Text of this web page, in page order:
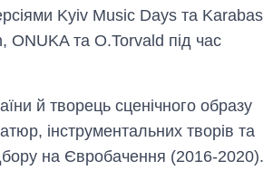
Kyiv Music Days та Karabas
та O.Torvald під час
й творець сценічного образу
інструментальних творів та
на Євробачення (2016-2020).